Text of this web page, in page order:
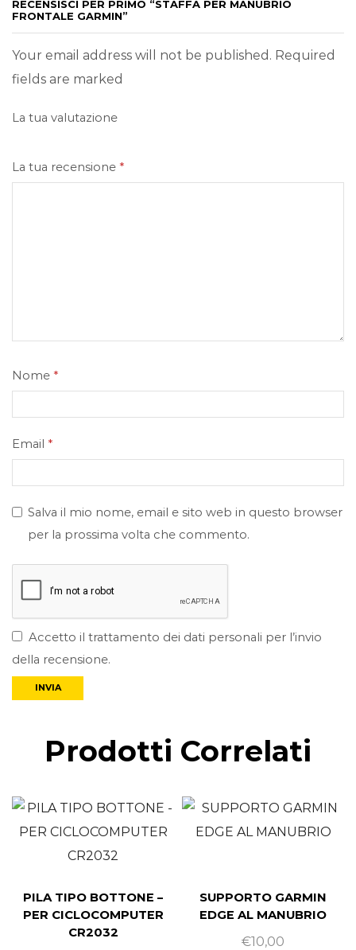
RECENSISCI PER PRIMO “STAFFA PER MANUBRIO
FRONTALE GARMIN”
Your email address will not be published. Required
fields are marked
La tua valutazione
La tua recensione *
Nome *
Email *
Salva il mio nome, email e sito web in questo browser
per la prossima volta che commento.
Accetto il trattamento dei dati personali per l’invio
della recensione.
Prodotti Correlati
PILA TIPO BOTTONE –
PER CICLOCOMPUTER
CR2032
SUPPORTO GARMIN
EDGE AL MANUBRIO
€10,00